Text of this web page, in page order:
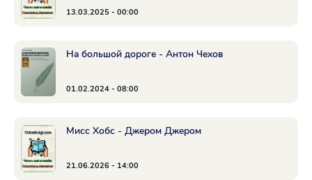
13.03.2025 - 00:00
На большой дороге - Антон Чехов
01.02.2024 - 08:00
Мисс Хобс - Джером Джером
21.06.2026 - 14:00